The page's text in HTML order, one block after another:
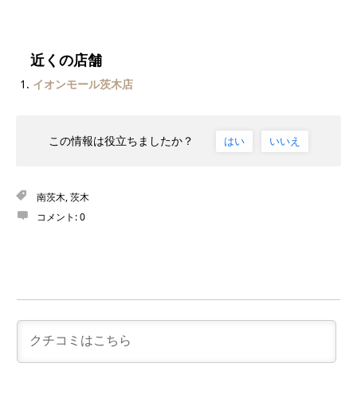
近くの店舗
イオンモール茨木店
この情報は役立ちましたか？ はい いいえ
南茨木,茨木
コメント:0